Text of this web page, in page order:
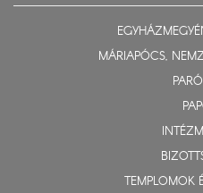
MÁRIAPÓCS,
TEMPLOMOK